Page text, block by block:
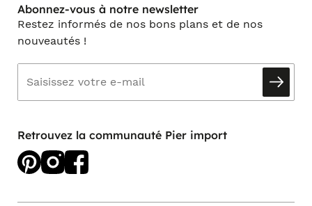
Abonnez-vous à notre newsletter
Restez informés de nos bons plans et de nos
nouveautés !
Retrouvez la communauté Pier import